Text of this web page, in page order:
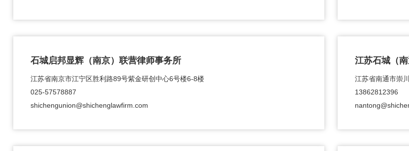
石城启邦显辉（南京）联营律师事务所
江苏省南京市江宁区胜利路89号紫金研创中心6号楼6-8楼
025-57578887
shichengunion@shichenglawfirm.com
江苏石城（
江苏省南通市崇
13862812396